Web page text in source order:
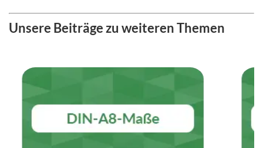
Unsere Beiträge zu weiteren Themen